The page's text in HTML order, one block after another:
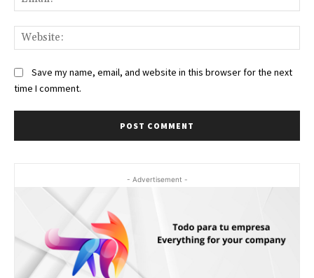
Save my name, email, and website in this browser for the next
time I comment.
- Advertisement -